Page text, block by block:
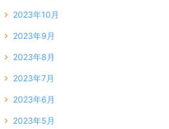
2023年10月
2023年9月
2023年8月
2023年7月
2023年6月
2023年5月